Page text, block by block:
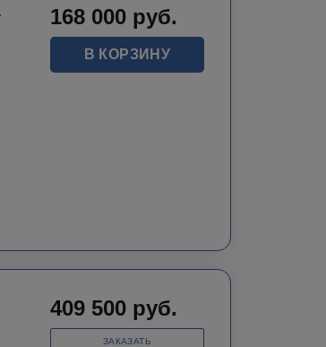
168 000 руб.
В КОРЗИНУ
409 500 руб.
ЗАКАЗАТЬ